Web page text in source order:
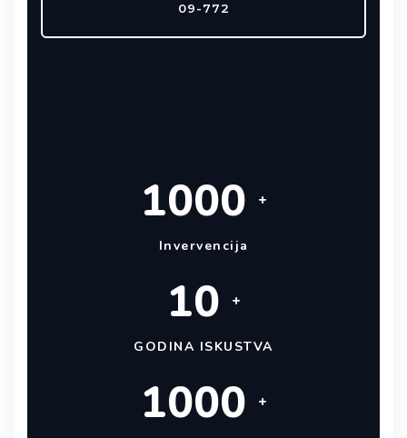
09-772
1000 +
Invervencija
10 +
GODINA ISKUSTVA
1000 +